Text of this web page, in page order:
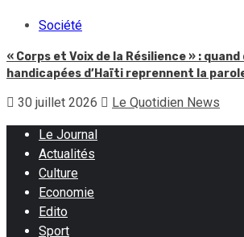
Société
« Corps et Voix de la Résilience » :
handicapées d’Haïti reprennent la
30 juillet 2026 Le Quotidien News
Le Journal
Actualités
Culture
Economie
Edito
Sport